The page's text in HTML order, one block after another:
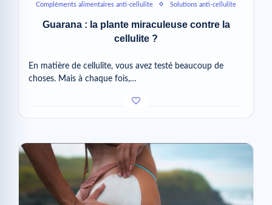
Compléments alimentaires anti-cellulite Solutions anti-cellulite
Guarana : la plante miraculeuse contre la
cellulite ?
En matière de cellulite, vous avez testé beaucoup de
choses. Mais à chaque fois,…